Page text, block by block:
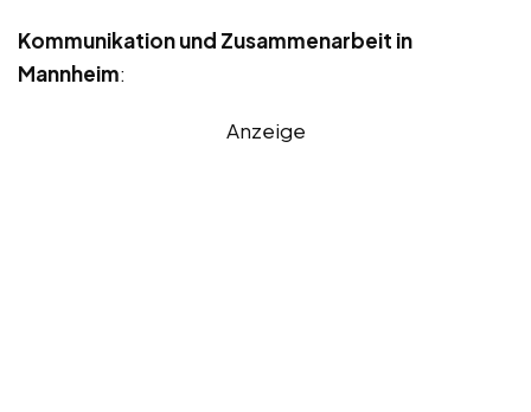
Kommunikation und Zusammenarbeit in
Mannheim:
Anzeige